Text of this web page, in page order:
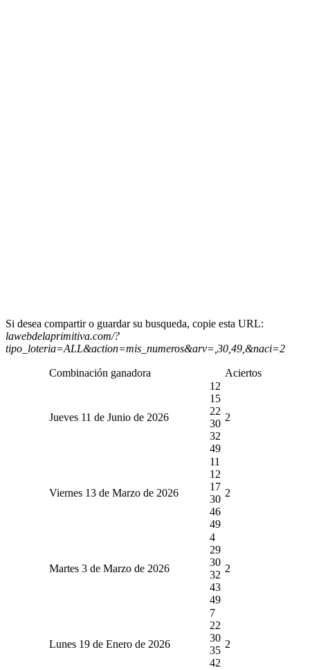
Si desea compartir o guardar su busqueda, copie esta URL:
lawebdelaprimitiva.com/?
tipo_loteria=ALL&action=mis_numeros&arv=,30,49,&naci=2
Combinación ganadora Aciertos
Jueves 11 de Junio de 2026
12
15
22
30
32
49
2
Viernes 13 de Marzo de 2026
11
12
17
30
46
49
2
Martes 3 de Marzo de 2026
4
29
30
32
43
49
2
Lunes 19 de Enero de 2026
7
22
30
35
42
2